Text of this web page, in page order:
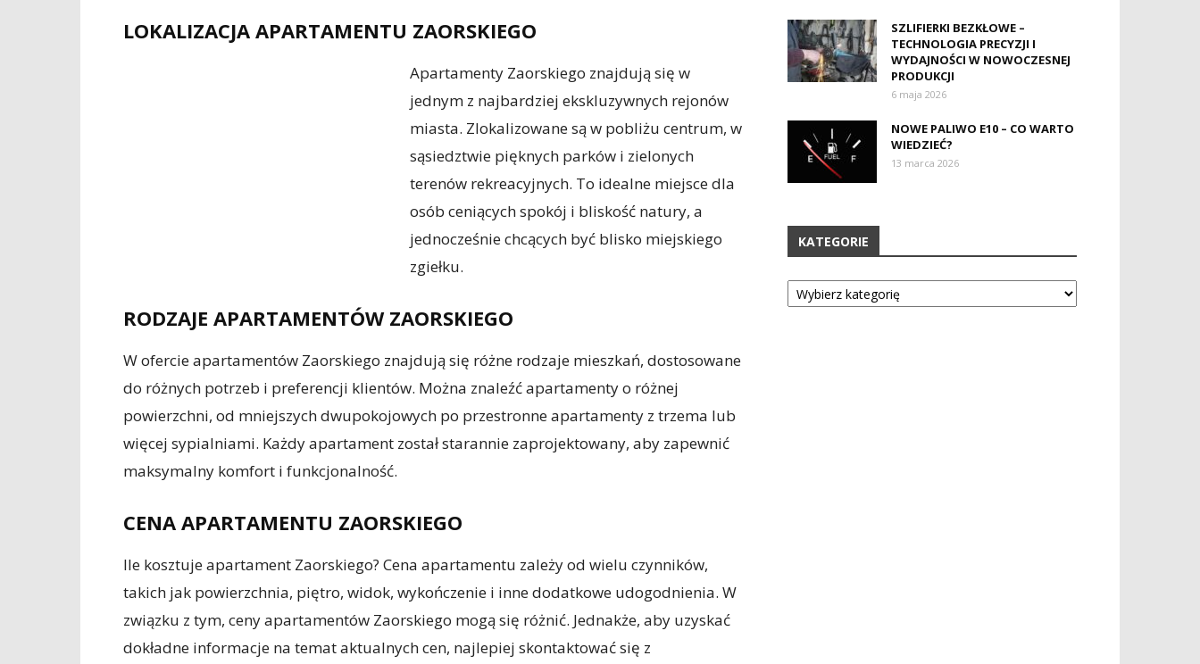
LOKALIZACJA APARTAMENTU ZAORSKIEGO
Apartamenty Zaorskiego znajdują się w
jednym z najbardziej ekskluzywnych rejonów
miasta. Zlokalizowane są w pobliżu centrum, w
sąsiedztwie pięknych parków i zielonych
terenów rekreacyjnych. To idealne miejsce dla
osób ceniących spokój i bliskość natury, a
jednocześnie chcących być blisko miejskiego
zgiełku.
RODZAJE APARTAMENTÓW ZAORSKIEGO
W ofercie apartamentów Zaorskiego znajdują się różne rodzaje mieszkań, dostosowane
do różnych potrzeb i preferencji klientów. Można znaleźć apartamenty o różnej
powierzchni, od mniejszych dwupokojowych po przestronne apartamenty z trzema lub
więcej sypialniami. Każdy apartament został starannie zaprojektowany, aby zapewnić
maksymalny komfort i funkcjonalność.
CENA APARTAMENTU ZAORSKIEGO
Ile kosztuje apartament Zaorskiego? Cena apartamentu zależy od wielu czynników,
takich jak powierzchnia, piętro, widok, wykończenie i inne dodatkowe udogodnienia. W
związku z tym, ceny apartamentów Zaorskiego mogą się różnić. Jednakże, aby uzyskać
dokładne informacje na temat aktualnych cen, najlepiej skontaktować się z
SZLIFIERKI BEZKŁOWE –
TECHNOLOGIA PRECYZJI I
WYDAJNOŚCI W NOWOCZESNEJ
PRODUKCJI
6 maja 2026
NOWE PALIWO E10 – CO WARTO
WIEDZIEĆ?
13 marca 2026
KATEGORIE
Kategorie